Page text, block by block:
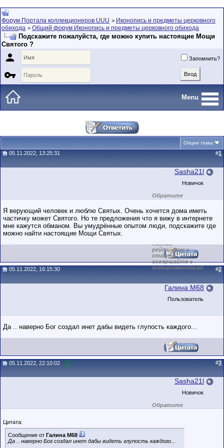
Форум Портала коллекционеров UUU > Иконопись и предметы церковного
обихода > Общий форум Иконопись и предметы церковного обихода
Подскажите пожалуйста, где можно купить настоящие Мощи
Святого ?
 Запомнить?

Menu
Опции темы
05.11.2022, 13:25:31 #1
Sasha21l
Новичок
Обратите
внимание на
пользователя на
этом форуме.
Сделки с
пользователями,
низким
рейтингом и
стажем,
совершайте с
осторожностью!
Я верующий человек и люблю Святых. Очень хочется дома иметь
частичку может Святого. Но те предложения что я вижу в интернете
мне кажутся обманом. Вы умудрённые опытом люди, подскажите где
можно найти настоящие Мощи Святых.
05.11.2022, 16:15:30 #2
Галина М68
Пользователь
Да .. наверно Бог создал инет дабы видеть глупость каждого...
05.11.2022, 22:10:02 #3
Sasha21l
Новичок
Обратите
внимание на
этом форуме.
пользователями,
Цитата:
Сообщение от Галина М68
Да .. наверно Бог создал инет дабы видеть глупость каждого...